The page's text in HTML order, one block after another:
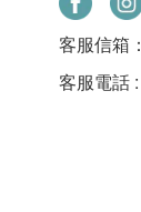
客服信箱：
客服電話 :